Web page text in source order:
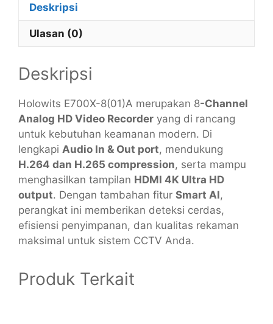
Deskripsi
Ulasan (0)
Deskripsi
Holowits E700X-8(01)A merupakan 8-Channel
Analog HD Video Recorder yang di rancang
untuk kebutuhan keamanan modern. Di
lengkapi Audio In & Out port, mendukung
H.264 dan H.265 compression, serta mampu
menghasilkan tampilan HDMI 4K Ultra HD
output. Dengan tambahan fitur Smart AI,
perangkat ini memberikan deteksi cerdas,
efisiensi penyimpanan, dan kualitas rekaman
maksimal untuk sistem CCTV Anda.
Produk Terkait